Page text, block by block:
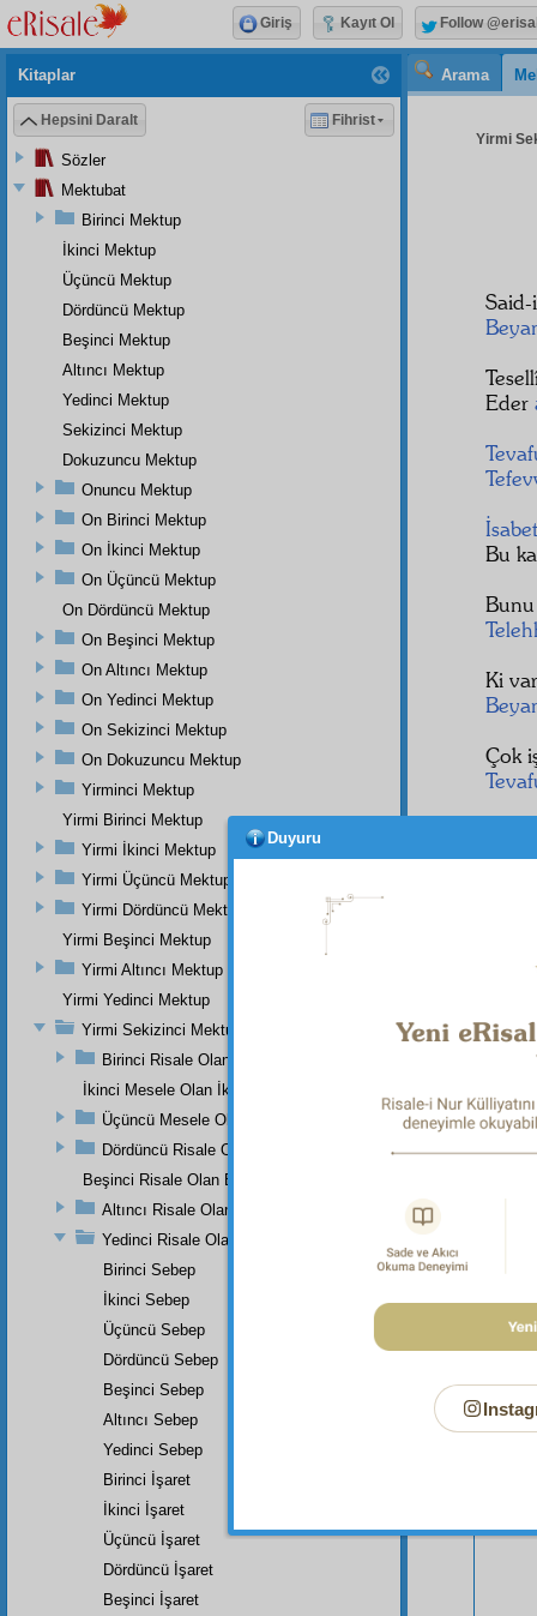
Arama
Yirmi
Said-
Eder
İsabet
Bu
Ki
Çok
Kitaplar
Hepsini Daralt Fihrist
Sözler
Mektubat
Birinci Mektup
İkinci Mektup
Üçüncü Mektup
Dördüncü Mektup
Beşinci Mektup
Altıncı Mektup
Yedinci Mektup
Sekizinci Mektup
Dokuzuncu Mektup
Onuncu Mektup
On Birinci Mektup
On İkinci Mektup
On Üçüncü Mektup
On Dördüncü Mektup
On Beşinci Mektup
On Altıncı Mektup
On Yedinci Mektup
On Sekizinci Mektup
On Dokuzuncu Mektup
Yirminci Mektup
Yirmi Birinci Mektup
Yirmi İkinci Mektup
Yirmi Üçüncü Mektup
Yirmi Dördüncü Mektup
Yirmi Beşinci Mektup
Yirmi Altıncı Mektup
Yirmi Yedinci Mektup
Yirmi Sekizinci Mektup
Birinci Risale Olan Birinci Mesele
İkinci Mesele Olan İkinci Risale
Üçüncü Mesele Olan Üçüncü Risale
Dördüncü Risale Olan Dördüncü Mesele
Beşinci Risale Olan Beşinci Mesele
Altıncı Risale Olan Altıncı Mesele
Yedinci Risale Olan Yedinci Mesele
Birinci Sebep
İkinci Sebep
Üçüncü Sebep
Dördüncü Sebep
Beşinci Sebep
Altıncı Sebep
Yedinci Sebep
Birinci İşaret
İkinci İşaret
Üçüncü İşaret
Dördüncü İşaret
Beşinci İşaret
Giriş Kayıt Ol Follow
Duyuru